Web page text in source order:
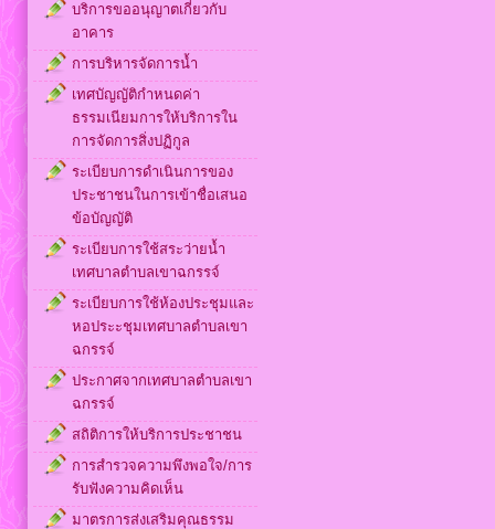
บริการขออนุญาตเกี่ยวกับ
อาคาร
การบริหารจัดการน้ำ
เทศบัญญัติกำหนดค่า
ธรรมเนียมการให้บริการใน
การจัดการสิ่งปฏิกูล
ระเบียบการดำเนินการของ
ประชาชนในการเข้าชื่อเสนอ
ข้อบัญญัติ
ระเบียบการใช้สระว่ายน้ำ
เทศบาลตำบลเขาฉกรรจ์
ระเบียบการใช้ห้องประชุมและ
หอประะชุมเทศบาลตำบลเขา
ฉกรรจ์
ประกาศจากเทศบาลตำบลเขา
ฉกรรจ์
สถิติการให้บริการประชาชน
การสำรวจความพึงพอใจ/การ
รับฟังความคิดเห็น
มาตรการส่งเสริมคุณธรรม